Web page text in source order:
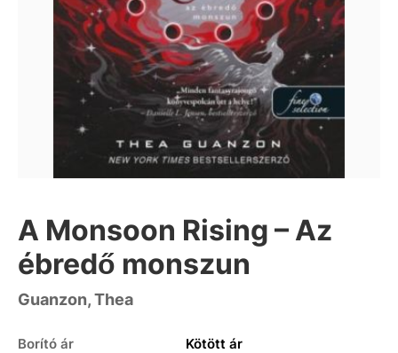
A Monsoon Rising – Az
ébredő monszun
Guanzon, Thea
Borító ár Kötött ár